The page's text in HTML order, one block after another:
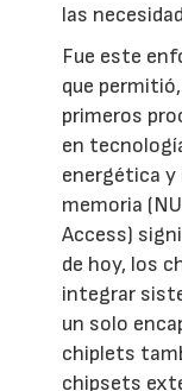
las
Fue este
que
primeros
en
energética y
memoria
Access)
de hoy, los
integrar
un solo
chiplets
chipsets